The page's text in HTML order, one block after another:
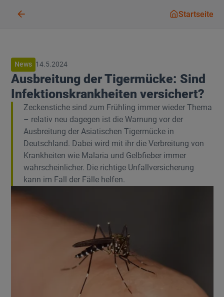
Startseite
News 14.5.2024
Ausbreitung der Tigermücke: Sind
Infektionskrankheiten versichert?
Zeckenstiche sind zum Frühling immer wieder Thema
– relativ neu dagegen ist die Warnung vor der
Ausbreitung der Asiatischen Tigermücke in
Deutschland. Dabei wird mit ihr die Verbreitung von
Krankheiten wie Malaria und Gelbfieber immer
wahrscheinlicher. Die richtige Unfallversicherung
kann im Fall der Fälle helfen.